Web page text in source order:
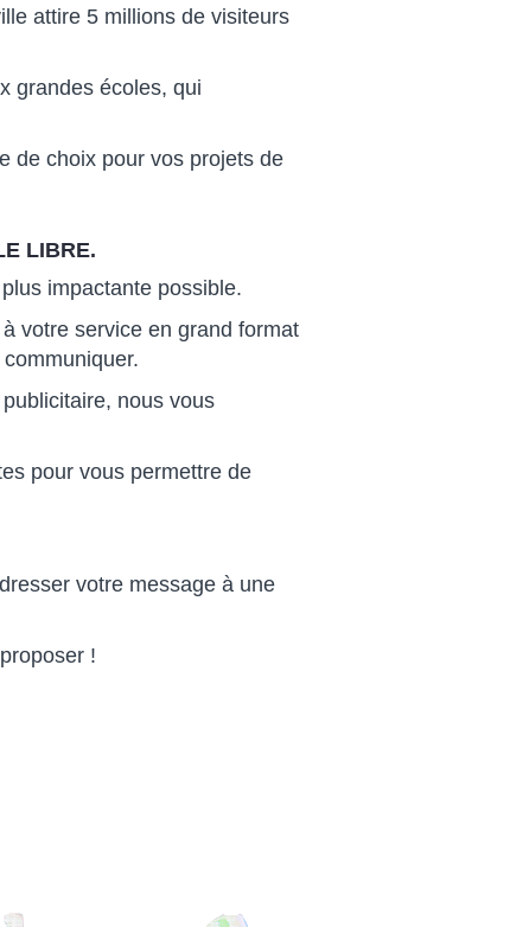
attire 5 millions de visiteurs
grandes écoles, qui
de choix pour vos projets de
LIBRE.
impactante possible.
votre service en grand format
nous vous
pour vous permettre de
votre message à une
!